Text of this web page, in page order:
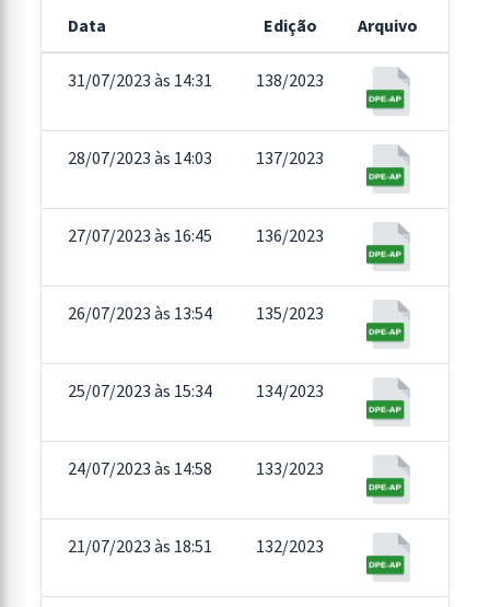
Data Edição Arquivo
31/07/2023 às 14:31 138/2023
28/07/2023 às 14:03 137/2023
27/07/2023 às 16:45 136/2023
26/07/2023 às 13:54 135/2023
25/07/2023 às 15:34 134/2023
24/07/2023 às 14:58 133/2023
21/07/2023 às 18:51 132/2023